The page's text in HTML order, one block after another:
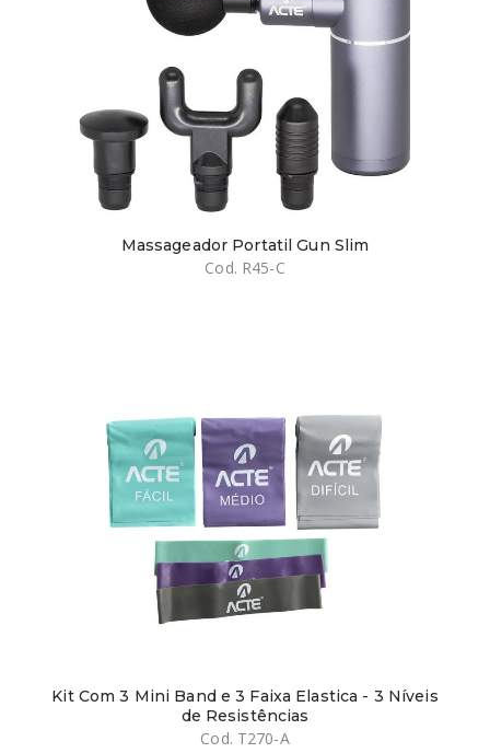
Massageador Portatil Gun Slim
Cod. R45-C
Kit Com 3 Mini Band e 3 Faixa Elastica - 3 Níveis
de Resistências
Cod. T270-A